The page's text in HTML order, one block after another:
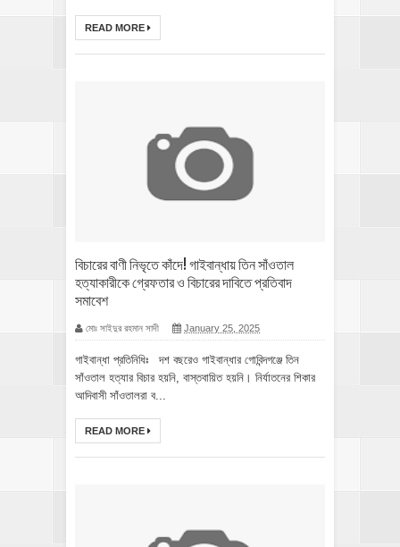
READ MORE
বিচারের বাণী নিভৃতে কাঁদে! গাইবান্ধায় তিন সাঁওতাল
হত্যাকারীকে গ্রেফতার ও বিচারের দাবিতে প্রতিবাদ
সমাবেশ
মোঃ সাইদুর রহমান সাদী January 25, 2025
গাইবান্ধা প্রতিনিধিঃ দশ বছরেও গাইবান্ধার গোবিন্দগঞ্জে তিন
সাঁওতাল হত্যার বিচার হয়নি, বাস্তবায়িত হয়নি। নির্যাতনের শিকার
আদিবাসী সাঁওতালরা ব...
READ MORE